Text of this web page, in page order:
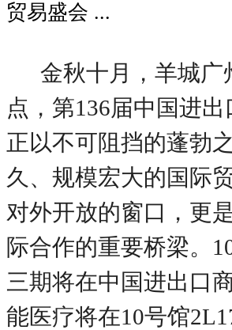
贸易盛会 ...
金秋十月，羊城
点，第136届中国进
正以不可阻挡的蓬勃
久、规模宏大的国际
对外开放的窗口，更
际合作的重要桥梁。
三期将在中国进出口
能医疗将在10号馆